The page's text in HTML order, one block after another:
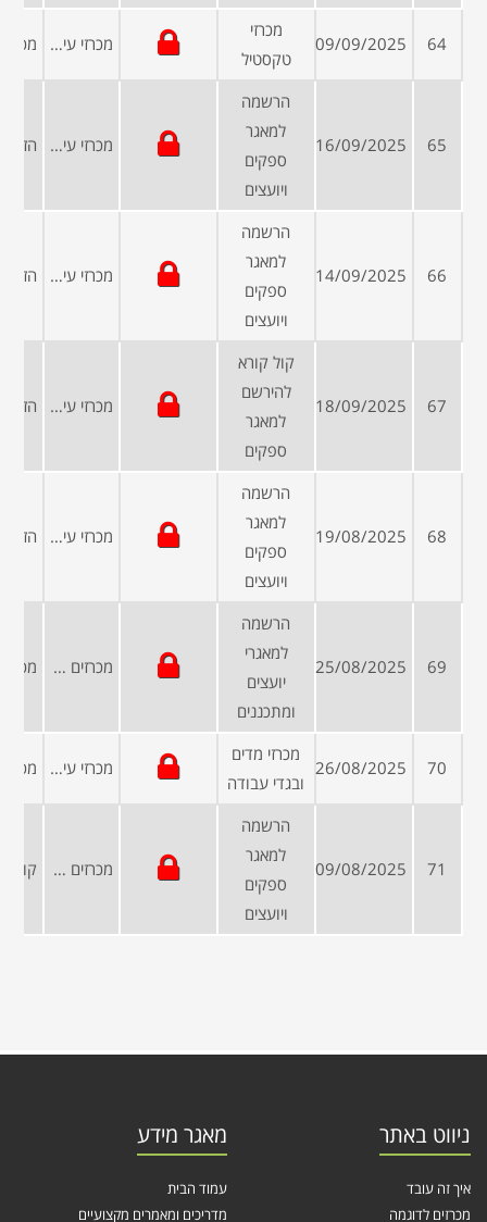
64
09/09/2025
מכרזי
טקסטיל
מכרזי עיריות ומועצות
65
16/09/2025
הרשמה
למאגר
ספקים
ויועצים
מכרזי עיריות ומועצות
66
14/09/2025
הרשמה
למאגר
ספקים
ויועצים
מכרזי עיריות ומועצות
67
18/09/2025
קול קורא
להירשם
למאגר
ספקים
מכרזי עיריות ומועצות
68
19/08/2025
הרשמה
למאגר
ספקים
ויועצים
מכרזי עיריות ומועצות
69
25/08/2025
הרשמה
למאגרי
יועצים
ומתכננים
מכרזים פומביים
70
26/08/2025
מכרזי מדים
ובגדי עבודה
מכרזי עיריות ומועצות
71
09/08/2025
הרשמה
למאגר
ספקים
ויועצים
מכרזים פומביים
ניווט באתר
איך זה עובד
מכרזים לדוגמה
מאגר מידע
עמוד הבית
מדריכים ומאמרים מקצועיים